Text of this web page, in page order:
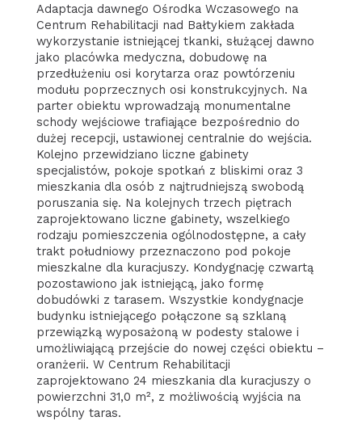
Adaptacja dawnego Ośrodka Wczasowego na
Centrum Rehabilitacji nad Bałtykiem zakłada
wykorzystanie istniejącej tkanki, służącej dawno
jako placówka medyczna, dobudowę na
przedłużeniu osi korytarza oraz powtórzeniu
modułu poprzecznych osi konstrukcyjnych. Na
parter obiektu wprowadzają monumentalne
schody wejściowe trafiające bezpośrednio do
dużej recepcji, ustawionej centralnie do wejścia.
Kolejno przewidziano liczne gabinety
specjalistów, pokoje spotkań z bliskimi oraz 3
mieszkania dla osób z najtrudniejszą swobodą
poruszania się. Na kolejnych trzech piętrach
zaprojektowano liczne gabinety, wszelkiego
rodzaju pomieszczenia ogólnodostępne, a cały
trakt południowy przeznaczono pod pokoje
mieszkalne dla kuracjuszy. Kondygnację czwartą
pozostawiono jak istniejącą, jako formę
dobudówki z tarasem. Wszystkie kondygnacje
budynku istniejącego połączone są szklaną
przewiązką wyposażoną w podesty stalowe i
umożliwiającą przejście do nowej części obiektu –
oranżerii. W Centrum Rehabilitacji
zaprojektowano 24 mieszkania dla kuracjuszy o
powierzchni 31,0 m², z możliwością wyjścia na
wspólny taras.